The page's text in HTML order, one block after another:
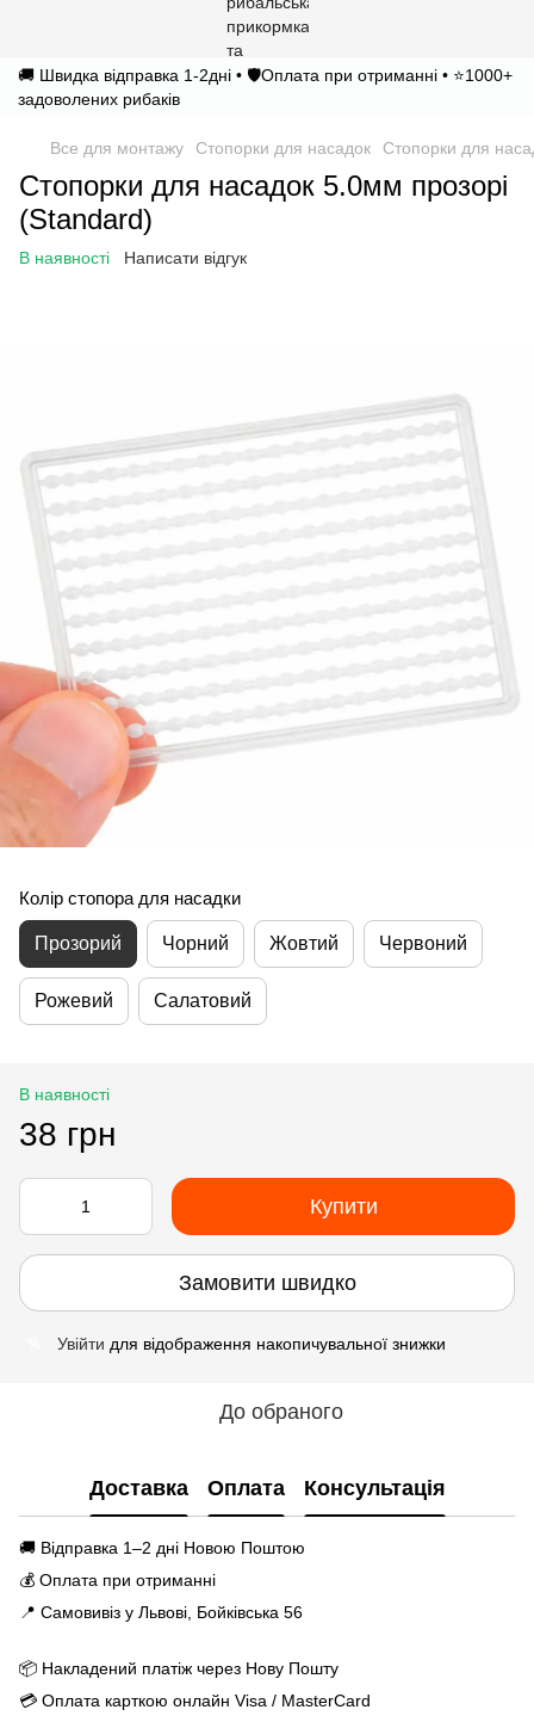
🚚 Швидка відправка 1-2дні • 🛡️Оплата при отриманні • ⭐1000+
задоволених рибаків
Все для монтажу Стопорки для насадок Стопорки для
Стопорки для насадок 5.0мм прозорі
(Standard)
В наявності Написати відгук
Колір стопора для насадки
Прозорий Чорний Жовтий Червоний
Рожевий Салатовий
В наявності
38 грн
Купити
Замовити швидко
Увійти для відображення накопичувальної знижки
До обраного
Доставка Оплата Консультація
🚚 Відправка 1–2 дні Новою Поштою
💰 Оплата при отриманні
📍 Самовивіз у Львові, Бойківська 56
📦 Накладений платіж через Нову Пошту
💳 Оплата карткою онлайн Visa / MasterCard